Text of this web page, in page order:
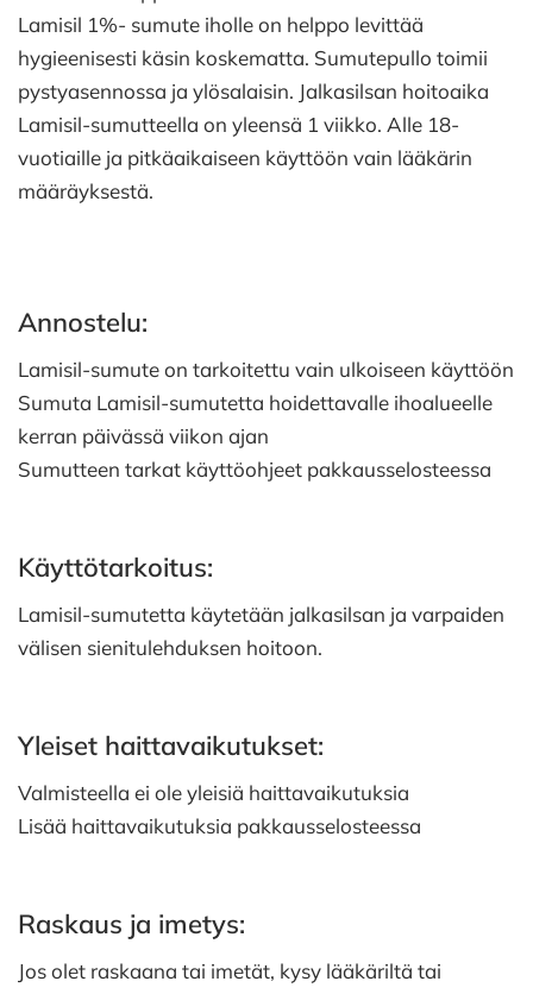
Lamisil 1%- sumute iholle on helppo levittää
hygieenisesti käsin koskematta. Sumutepullo toimii
pystyasennossa ja ylösalaisin. Jalkasilsan hoitoaika
Lamisil-sumutteella on yleensä 1 viikko. Alle 18-
vuotiaille ja pitkäaikaiseen käyttöön vain lääkärin
määräyksestä.
Annostelu:
Lamisil-sumute on tarkoitettu vain ulkoiseen käyttöön
Sumuta Lamisil-sumutetta hoidettavalle ihoalueelle
kerran päivässä viikon ajan
Sumutteen tarkat käyttöohjeet pakkausselosteessa
Käyttötarkoitus:
Lamisil-sumutetta käytetään jalkasilsan ja varpaiden
välisen sienitulehduksen hoitoon.
Yleiset haittavaikutukset:
Valmisteella ei ole yleisiä haittavaikutuksia
Lisää haittavaikutuksia pakkausselosteessa
Raskaus ja imetys:
Jos olet raskaana tai imetät, kysy lääkäriltä tai